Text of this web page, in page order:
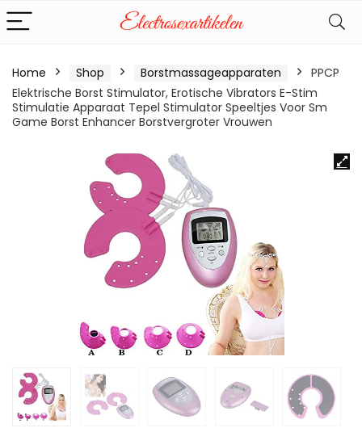
Home Shop Borstmassageapparaten
PPCP
Elektrische Borst Stimulator, Erotische Vibrators E-Stim
Stimulatie Apparaat Tepel Stimulator Speeltjes Voor Sm
Game Borst Enhancer Borstvergroter Vrouwen